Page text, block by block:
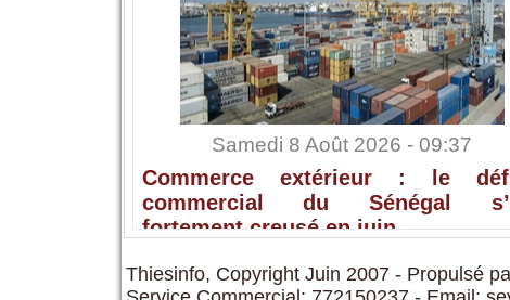
Samedi 8 Août 2026 - 09:37
Commerce extérieur : le
commercial du Sénégal
fortement creusé en juin
Thiesinfo, Copyright Juin 2007 - Propulsé